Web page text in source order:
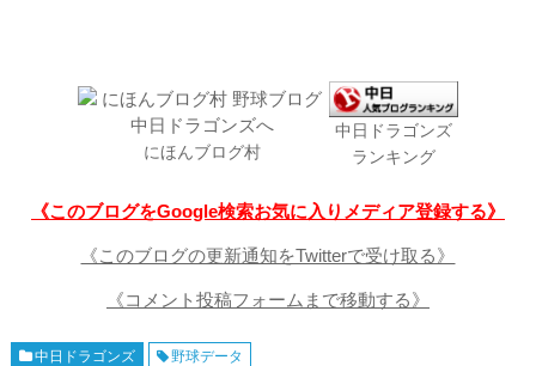
にほんブログ村
中日ドラゴンズ
ランキング
《このブログをGoogle検索お気に入りメディア登録する》
《このブログの更新通知をTwitterで受け取る》
《コメント投稿フォームまで移動する》
中日ドラゴンズ 野球データ